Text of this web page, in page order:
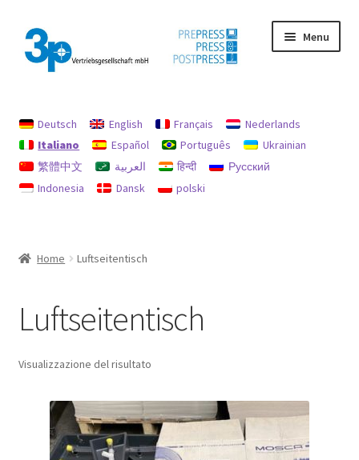
Vai
alla
navigazione
Vai
al
contenuto
Menu
Il mio conto
impronta
Ricerca
Deutsch English Français
Nederlands
Italiano
Español Português
Ukrainian
繁體中文
العربية हिन्दी
Русский
Indonesia
Dansk polski
Home Luftseitentisch
Luftseitentisch
Visualizzazione del risultato